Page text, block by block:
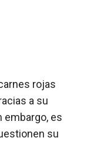
rojas
a su
embargo, es
su